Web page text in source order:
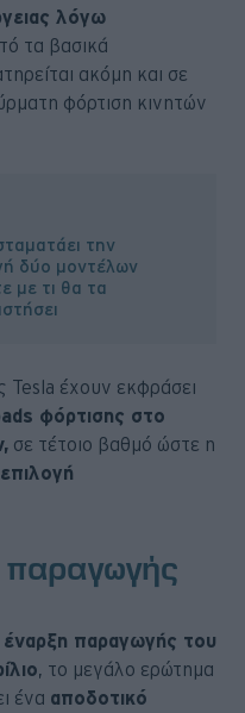
λόγω
τα βασικά
ακόμη και σε
φόρτιση κινητών
την
δύο μοντέλων
με τι θα τα
Tesla έχουν εκφράσει
φόρτισης στο
σε τέτοιο βαθμό ώστε η
επιλογή
έναρξη παραγωγής του
, το μεγάλο ερώτημα
ένα αποδοτικό